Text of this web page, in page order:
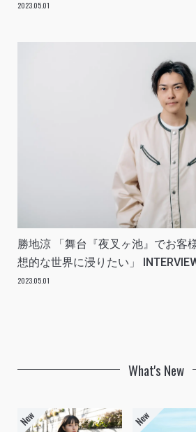
2023.05.01
勝地涼 「舞台『夜叉ヶ池』でお客
想的な世界に浸りたい」
2023.05.01
What's New